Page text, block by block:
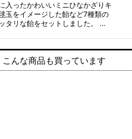
入ったかわいいミニひなかざりキ
玉をイメージした飴など7種類の
タリな飴をセットしました。 …
んな商品も買っています